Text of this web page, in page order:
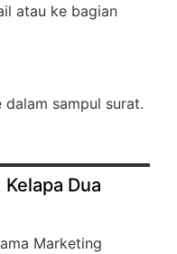
atau ke bagian
sampul surat.
Dua
Marketing